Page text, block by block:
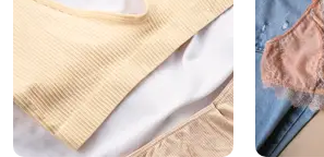
трусиками оптом
часто обирають
саме через
зручність?